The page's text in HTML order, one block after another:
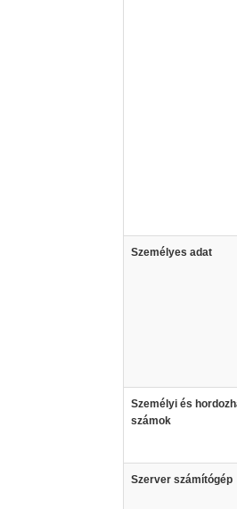
Személyes adat
Személyi és
számok
Szerver számítógép